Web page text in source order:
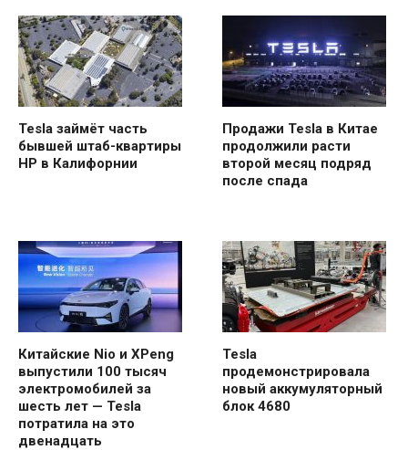
Tesla займёт часть
бывшей штаб-квартиры
HP в Калифорнии
Продажи Tesla в Китае
продолжили расти
второй месяц подряд
после спада
Китайские Nio и XPeng
выпустили 100 тысяч
электромобилей за
шесть лет — Tesla
потратила на это
двенадцать
Tesla
продемонстрировала
новый аккумуляторный
блок 4680